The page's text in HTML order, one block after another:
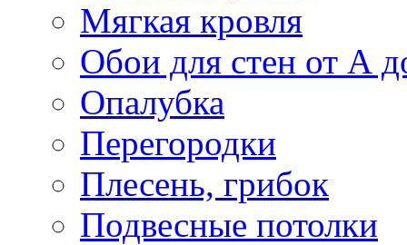
Мягкая кровля
Обои для стен от А
Опалубка
Перегородки
Плесень, грибок
Подвесные потолки